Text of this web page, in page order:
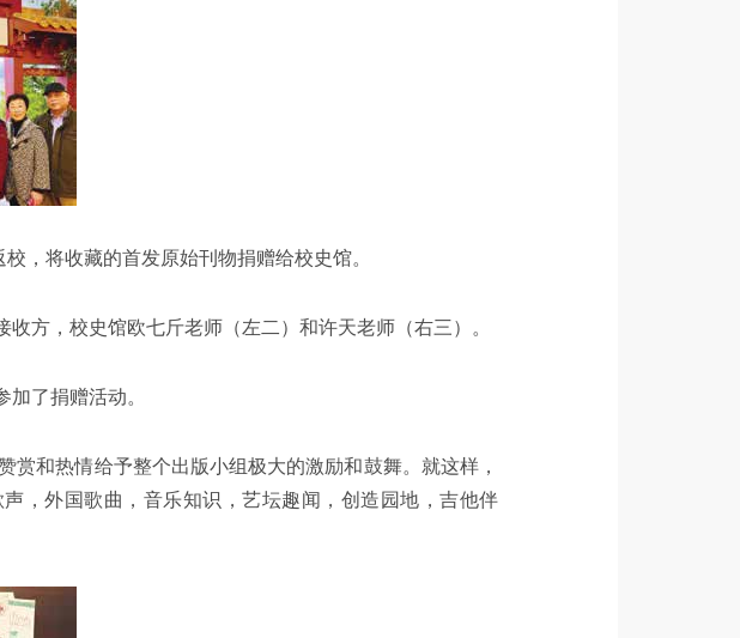
，将收藏的首发原始刊物捐赠给校史馆。
方，校史馆欧七斤老师（左二）和许天老师（右三）。
了捐赠活动。
赏和热情给予整个出版小组极大的激励和鼓舞。就这样，
，外国歌曲，音乐知识，艺坛趣闻，创造园地，吉他伴